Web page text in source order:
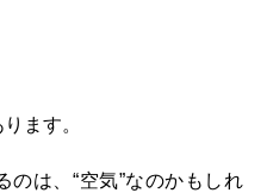
ます。
のは、“空気”なのかもしれ